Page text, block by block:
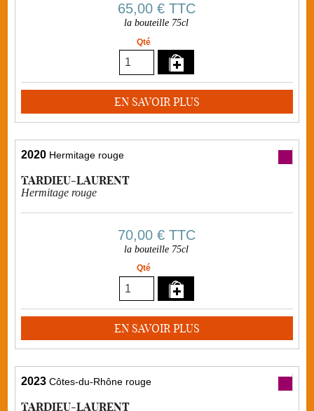
65,00 €TTC
la bouteille 75cl
Qté
EN SAVOIR PLUS
2020 Hermitage rouge
TARDIEU-LAURENT
Hermitage rouge
70,00 €TTC
la bouteille 75cl
Qté
EN SAVOIR PLUS
2023 Côtes-du-Rhône rouge
TARDIEU-LAURENT